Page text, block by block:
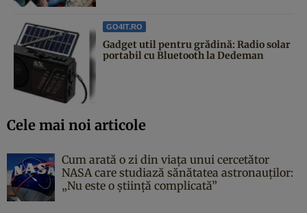
GO4IT.RO
Gadget util pentru grădină: Radio solar
portabil cu Bluetooth la Dedeman
Cele mai noi articole
Cum arată o zi din viața unui cercetător
NASA care studiază sănătatea astronauților:
„Nu este o știință complicată”